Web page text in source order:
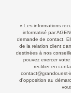
« Les informations
informatisé par
demande de contact.
de la relation client
destinées à nos
pouvez exercer
rectifier en
contact@grandouest-
d'opposition au